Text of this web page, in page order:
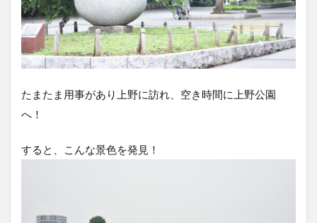
たまたま用事があり上野に訪れ、空き時間に上野公園
へ！
すると、こんな景色を発見！